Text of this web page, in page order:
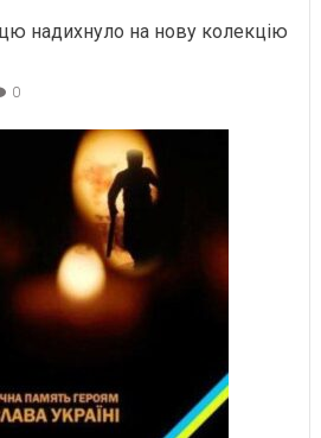
надихнуло на нову колекцію
0